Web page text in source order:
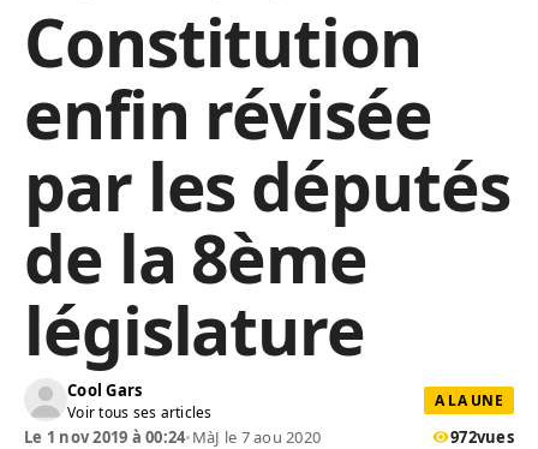
Constitution
enfin révisée
par les députés
de la 8ème
législature
Cool Gars
Voir tous ses articles
A LA UNE
Le 1 nov 2019 à 00:24•MàJ le 7 aou 2020 972vues